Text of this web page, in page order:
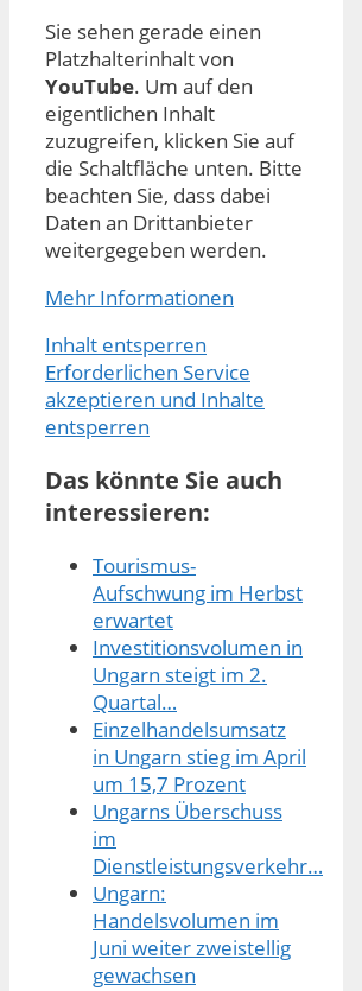
Sie sehen gerade einen
Platzhalterinhalt von
YouTube. Um auf den
eigentlichen Inhalt
zuzugreifen, klicken Sie auf
die Schaltfläche unten. Bitte
beachten Sie, dass dabei
Daten an Drittanbieter
weitergegeben werden.
Mehr Informationen
Inhalt entsperren
Erforderlichen Service
akzeptieren und Inhalte
entsperren
Das könnte Sie auch
interessieren:
Tourismus-
Aufschwung im Herbst
erwartet
Investitionsvolumen in
Ungarn steigt im 2.
Quartal…
Einzelhandelsumsatz
in Ungarn stieg im April
um 15,7 Prozent
Ungarns Überschuss
im
Dienstleistungsverkehr…
Ungarn:
Handelsvolumen im
Juni weiter zweistellig
gewachsen